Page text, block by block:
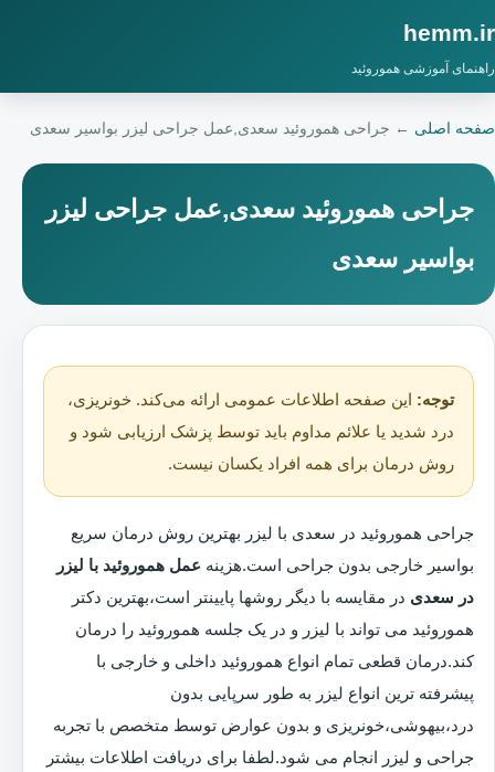
hemm.ir
راهنمای آموزشی هموروئید
صفحه اصلی ← جراحی هموروئید سعدی,عمل جراحی لیزر بواسیر سعدی
جراحی هموروئید سعدی,عمل جراحی لیزر
بواسیر سعدی
توجه: این صفحه اطلاعات عمومی ارائه می‌کند. خونریزی،
درد شدید یا علائم مداوم باید توسط پزشک ارزیابی شود و
روش درمان برای همه افراد یکسان نیست.
جراحی هموروئید در سعدی با لیزر بهترین روش درمان سریع
بواسیر خارجی بدون جراحی است.هزینه عمل هموروئید با لیزر
در سعدی در مقایسه با دیگر روشها پایینتر است،بهترین دکتر
هموروئید می تواند با لیزر و در یک جلسه هموروئید را درمان
کند.درمان قطعی تمام انواع هموروئید داخلی و خارجی با
پیشرفته ترین انواع لیزر به طور سرپایی بدون
درد،بیهوشی،خونریزی و بدون عوارض توسط متخصص با تجربه
جراحی و لیزر انجام می شود.لطفا برای دریافت اطلاعات بیشتر